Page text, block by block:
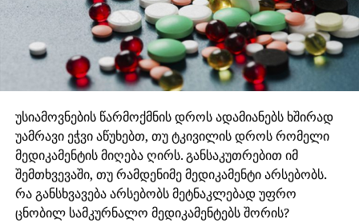
უსიამოვნების წარმოქმნის დროს ადამიანებს ხშირად
უამრავი ეჭვი აწუხებთ, თუ ტკივილის დროს რომელი
მედიკამენტის მიღება ღირს. განსაკუთრებით იმ
შემთხვევაში, თუ რამდენიმე მედიკამენტი არსებობს.
რა განსხვავება არსებობს მეტნაკლებად უფრო
ცნობილ სამკურნალო მედიკამენტებს შორის?